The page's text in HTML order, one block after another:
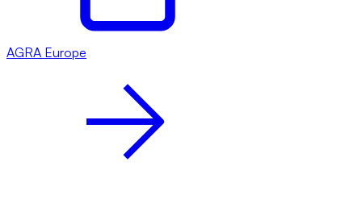
AGRA Europe